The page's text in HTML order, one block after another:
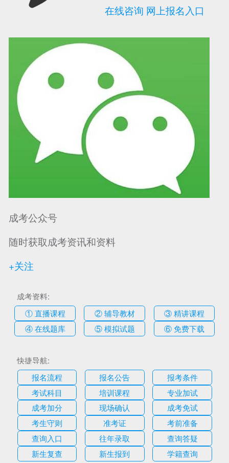
可信网站信用评 网络警察提醒你 诚信网站
在线咨询 网上报名入口
成考公众号
随时获取成考资讯和资料
+关注
成考资料:
① 直播课程
② 辅导教材
③ 精讲课程
④ 在线题库
⑤ 模拟试题 ⑥ 免费下载
快捷导航:
报名流程
报名公告
报考条件
考试科目
培训课程
专业加试
成考加分
现场确认
成考免试
考生守则
准考证
考前准备
查询入口
往年录取
查询答疑
新生复查
新生报到 学籍查询